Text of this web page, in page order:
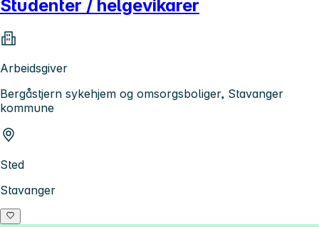
Studenter / helgevikarer
Arbeidsgiver
Bergåstjern sykehjem og omsorgsboliger, Stavanger
kommune
Sted
Stavanger